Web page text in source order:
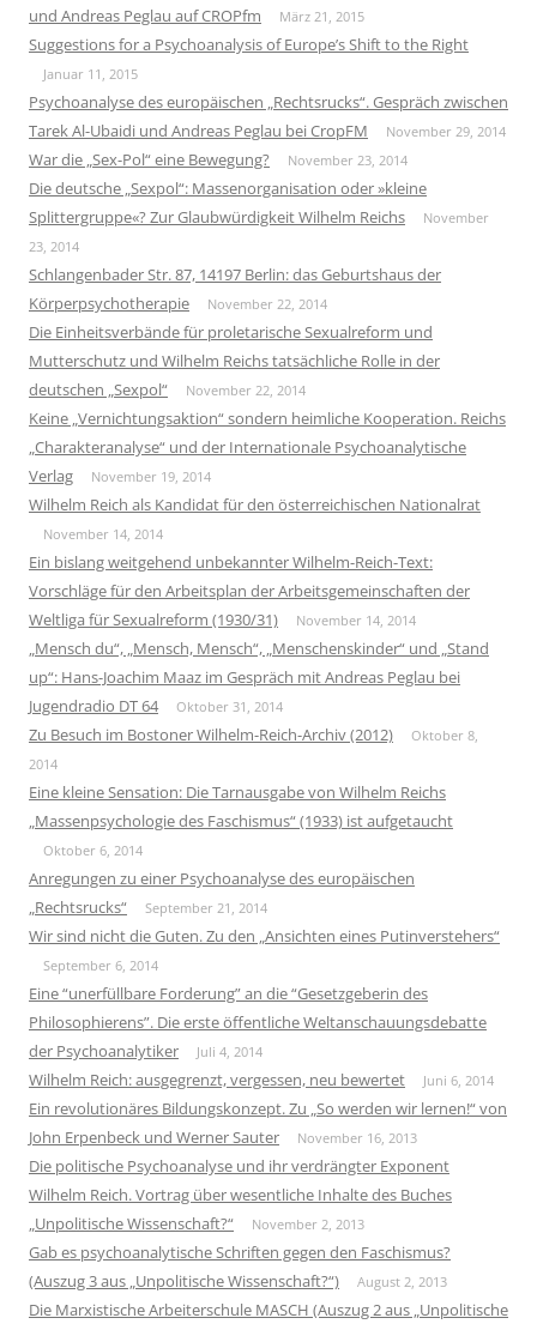
und Andreas Peglau auf CROPfm
März 21, 2015
Suggestions for a Psychoanalysis of Europe’s Shift to the Right
Januar 11, 2015
Psychoanalyse des europäischen „Rechtsrucks“. Gespräch zwischen
Tarek Al-Ubaidi und Andreas Peglau bei CropFM
November 29, 2014
War die „Sex-Pol“ eine Bewegung? November 23, 2014
Die deutsche „Sexpol“: Massenorganisation oder »kleine
Splittergruppe«? Zur Glaubwürdigkeit Wilhelm Reichs
November
23, 2014
Schlangenbader Str. 87, 14197 Berlin: das Geburtshaus der
Körperpsychotherapie
November 22, 2014
Die Einheitsverbände für proletarische Sexualreform und
Mutterschutz und Wilhelm Reichs tatsächliche Rolle in der
deutschen „Sexpol“
November 22, 2014
Keine „Vernichtungsaktion“ sondern heimliche Kooperation. Reichs
„Charakteranalyse“ und der Internationale Psychoanalytische
Verlag
November 19, 2014
Wilhelm Reich als Kandidat für den österreichischen Nationalrat
November 14, 2014
Ein bislang weitgehend unbekannter Wilhelm-Reich-Text:
Vorschläge für den Arbeitsplan der Arbeitsgemeinschaften der
Weltliga für Sexualreform (1930/31)
November 14, 2014
„Mensch du“, „Mensch, Mensch“, „Menschenskinder“ und „Stand
up“: Hans-Joachim Maaz im Gespräch mit Andreas Peglau bei
Jugendradio DT 64
Oktober 31, 2014
Zu Besuch im Bostoner Wilhelm-Reich-Archiv (2012)
Oktober 8,
2014
Eine kleine Sensation: Die Tarnausgabe von Wilhelm Reichs
„Massenpsychologie des Faschismus“ (1933) ist aufgetaucht
Oktober 6, 2014
Anregungen zu einer Psychoanalyse des europäischen
„Rechtsrucks“
September 21, 2014
Wir sind nicht die Guten. Zu den „Ansichten eines Putinverstehers“
September 6, 2014
Eine “unerfüllbare Forderung” an die “Gesetzgeberin des
Philosophierens”. Die erste öffentliche Weltanschauungsdebatte
der Psychoanalytiker
Juli 4, 2014
Wilhelm Reich: ausgegrenzt, vergessen, neu bewertet Juni 6, 2014
Ein revolutionäres Bildungskonzept. Zu „So werden wir lernen!“ von
John Erpenbeck und Werner Sauter
November 16, 2013
Die politische Psychoanalyse und ihr verdrängter Exponent
Wilhelm Reich. Vortrag über wesentliche Inhalte des Buches
„Unpolitische Wissenschaft?“
November 2, 2013
Gab es psychoanalytische Schriften gegen den Faschismus?
(Auszug 3 aus „Unpolitische Wissenschaft?“)
August 2, 2013
Die Marxistische Arbeiterschule MASCH (Auszug 2 aus „Unpolitische